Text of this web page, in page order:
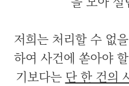
저희는 처리할 수 없
하여 사건에 쏟아야
기보다는 단 한 건의